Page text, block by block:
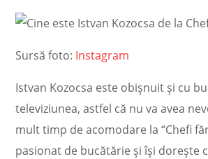
Sursă foto: Instagram
Istvan Kozocsa este obișnuit și cu
televiziunea, astfel că nu va avea
mult timp de acomodare la “Chefi
pasionat de bucătărie și își dorește